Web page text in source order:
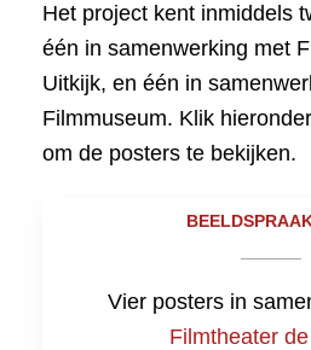
Het project kent inmiddels
één in samenwerking met
Uitkijk, en één in
Filmmuseum. Klik
om de posters te bekijken.
Vier posters in
Filmtheater